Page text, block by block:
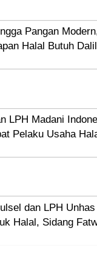
Pangan
Halal Butuh
LPH Madani
Pelaku Usaha
dan LPH
Halal, Sidang
7 Pelaku Usaha